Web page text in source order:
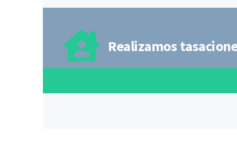
Realizamos